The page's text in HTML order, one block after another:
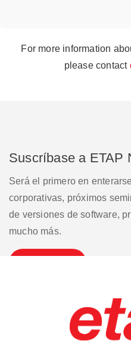
For more information
please contact
Suscríbase a ETAP
Será el primero en
corporativas, próximos
de versiones de software,
mucho más.
Contáctenos |
política de